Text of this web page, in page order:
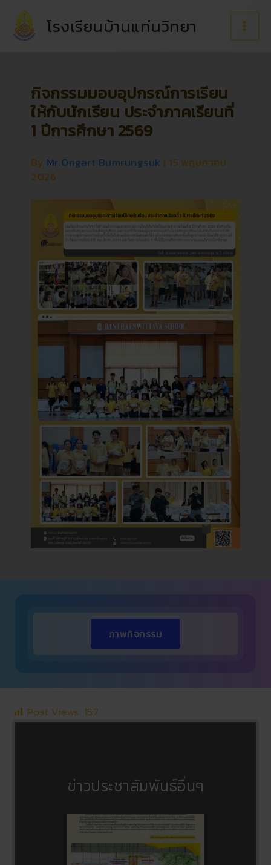
content
โรงเรียนบ้านแท่นวิทยา
กิจกรรมมอบอุปกรณ์การเรียน
ให้กับนักเรียน ประจำภาคเรียนที่
1 ปีการศึกษา 2569
By Mr.Ongart Bumrungsuk | 15 พฤษภาคม
2026
ภาพกิจกรรม
Post Views: 157
ข่าวประชาสัมพันธ์อื่นๆ